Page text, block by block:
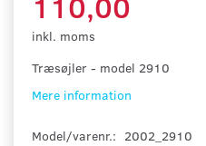
inkl. moms
Træsøjler - model 2910
Mere information
Model/varenr.: 2002_2910